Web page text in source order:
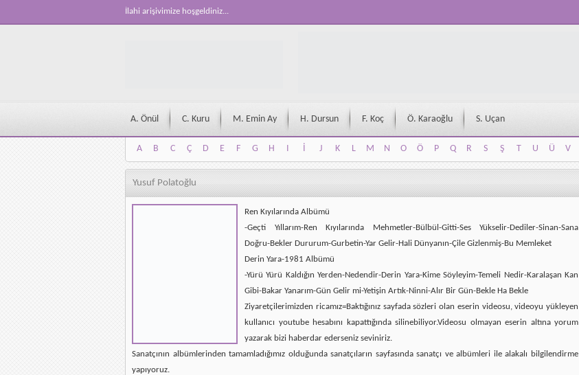
İlahi arişivimize hoşgeldiniz...
A. Önül C. Kuru M. Emin Ay H. Dursun F. Koç Ö. Karaoğlu S. Uçan
A B C Ç D E F G H I İ J K L M N O Ö P Q R S Ş T U Ü V
A
B C Ç D E F G H I İ J K L M N O Ö P Q R S Ş T U Ü V
Yusuf Polatoğlu
Ren Kıyılarında Albümü
-Geçti Yıllarım-Ren Kıyılarında Mehmetler-Bülbül-Gitti-Ses Yükselir-Dediler-Sinan-Sana
Doğru-Bekler Dururum-Gurbetin-Yar Gelir-Hali Dünyanın-Çile Gizlenmiş-Bu Memleket
Derin Yara-1981 Albümü
-Yürü Yürü Kaldığın Yerden-Nedendir-Derin Yara-Kime Söyleyim-Temeli Nedir-Karalaşan Kan
Gibi-Bakar Yanarım-Gün Gelir mi-Yetişin Artık-Ninni-Alır Bir Gün-Bekle Ha Bekle
Ziyaretçilerimizden ricamız=Baktığınız sayfada sözleri olan eserin videosu, videoyu yükleyen
kullanıcı youtube hesabını kapattığında silinebiliyor.Videosu olmayan eserin altına yorum
yazarak bizi haberdar ederseniz seviniriz.
Sanatçının albümlerinden tamamladığımız olduğunda sanatçıların sayfasında sanatçı ve albümleri ile alakalı bilgilendirme
yapıyoruz.